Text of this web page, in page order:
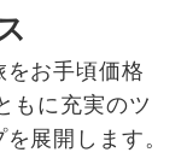
お手頃価格
もに充実のツ
展開します。